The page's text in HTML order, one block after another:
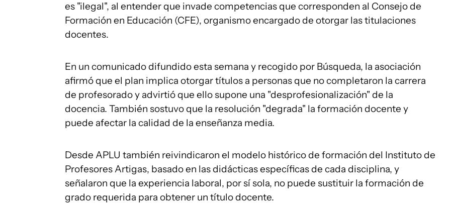
es "ilegal", al entender que invade competencias que corresponden al Consejo de
Formación en Educación (CFE), organismo encargado de otorgar las titulaciones
docentes.
En un comunicado difundido esta semana y recogido por Búsqueda, la asociación
afirmó que el plan implica otorgar títulos a personas que no completaron la carrera
de profesorado y advirtió que ello supone una "desprofesionalización" de la
docencia. También sostuvo que la resolución "degrada" la formación docente y
puede afectar la calidad de la enseñanza media.
Desde APLU también reivindicaron el modelo histórico de formación del Instituto de
Profesores Artigas, basado en las didácticas específicas de cada disciplina, y
señalaron que la experiencia laboral, por sí sola, no puede sustituir la formación de
grado requerida para obtener un título docente.